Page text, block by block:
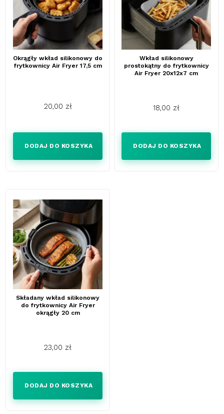
Okrągły wkład silikonowy do
frytkownicy Air Fryer 17,5 cm
20,00 zł
DODAJ DO KOSZYKA
Wkład silikonowy
prostokątny do frytkownicy
Air Fryer 20x12x7 cm
18,00 zł
DODAJ DO KOSZYKA
Składany wkład silikonowy
do frytkownicy Air Fryer
okrągły 20 cm
23,00 zł
DODAJ DO KOSZYKA